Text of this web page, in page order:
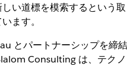
い道標を模索するという
ます。
とパートナーシップを締
Consulting は、テク